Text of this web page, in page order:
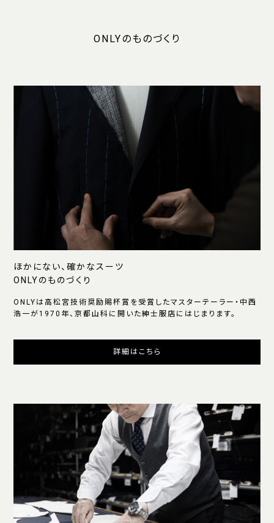
ONLYのものづくり
ほかにない、確かなスーツ
ONLYのものづくり
ONLYは高松宮技術奨励賜杯賞を受賞したマスターテーラー・中西
浩一が1970年、京都山科に開いた紳士服店にはじまります。
詳細はこちら